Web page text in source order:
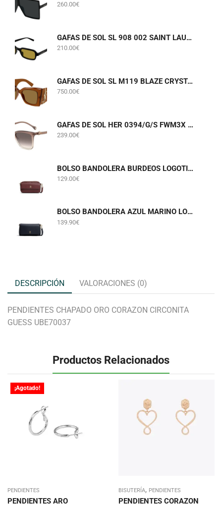
260.00€
GAFAS DE SOL SL 908 002 SAINT LAURENT
210.00€
GAFAS DE SOL SL M119 BLAZE CRYSTAL 002 SAINT LAURENT
750.00€
GAFAS DE SOL HER 0394/G/S FWM3X CAROLINA HERRERA
239.00€
BOLSO BANDOLERA BURDEOS LOGOTIPADO TOMMY HILFIGER AWA0W18922
129.00€
BOLSO BANDOLERA AZUL MARINO LOGOTIPADO TOMMY HILFIGER AW0AW18997
139.90€
DESCRIPCIÓN VALORACIONES (0)
PENDIENTES CHAPADO ORO CORAZON CIRCONITA
GUESS UBE70037
Productos Relacionados
¡Agotado!
PENDIENTES
PENDIENTES ARO
BISUTERÍA, PENDIENTES
PENDIENTES CORAZON